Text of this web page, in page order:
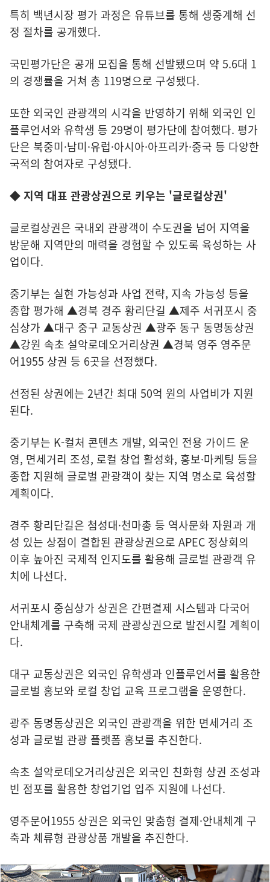
특히 백년시장 평가 과정은 유튜브를 통해 생중계해 선
정 절차를 공개했다.
국민평가단은 공개 모집을 통해 선발됐으며 약 5.6대 1
의 경쟁률을 거쳐 총 119명으로 구성됐다.
또한 외국인 관광객의 시각을 반영하기 위해 외국인 인
플루언서와 유학생 등 29명이 평가단에 참여했다. 평가
단은 북중미·남미·유럽·아시아·아프리카·중국 등 다양한
국적의 참여자로 구성됐다.
◆지역 대표 관광상권으로 키우는 '글로컬상권'
글로컬상권은 국내외 관광객이 수도권을 넘어 지역을
방문해 지역만의 매력을 경험할 수 있도록 육성하는 사
업이다.
중기부는 실현 가능성과 사업 전략, 지속 가능성 등을
종합 평가해 ▲경북 경주 황리단길 ▲제주 서귀포시 중
심상가 ▲대구 중구 교동상권 ▲광주 동구 동명동상권
▲강원 속초 설악로데오거리상권 ▲경북 영주 영주문
어1955 상권 등 6곳을 선정했다.
선정된 상권에는 2년간 최대 50억 원의 사업비가 지원
된다.
중기부는 K-컬처 콘텐츠 개발, 외국인 전용 가이드 운
영, 면세거리 조성, 로컬 창업 활성화, 홍보·마케팅 등을
종합 지원해 글로벌 관광객이 찾는 지역 명소로 육성할
계획이다.
경주 황리단길은 첨성대·천마총 등 역사문화 자원과 개
성 있는 상점이 결합된 관광상권으로 APEC 정상회의
이후 높아진 국제적 인지도를 활용해 글로벌 관광객 유
치에 나선다.
서귀포시 중심상가 상권은 간편결제 시스템과 다국어
안내체계를 구축해 국제 관광상권으로 발전시킬 계획이
다.
대구 교동상권은 외국인 유학생과 인플루언서를 활용한
글로벌 홍보와 로컬 창업 교육 프로그램을 운영한다.
광주 동명동상권은 외국인 관광객을 위한 면세거리 조
성과 글로벌 관광 플랫폼 홍보를 추진한다.
속초 설악로데오거리상권은 외국인 친화형 상권 조성과
빈 점포를 활용한 창업기업 입주 지원에 나선다.
영주문어1955 상권은 외국인 맞춤형 결제·안내체계 구
축과 체류형 관광상품 개발을 추진한다.